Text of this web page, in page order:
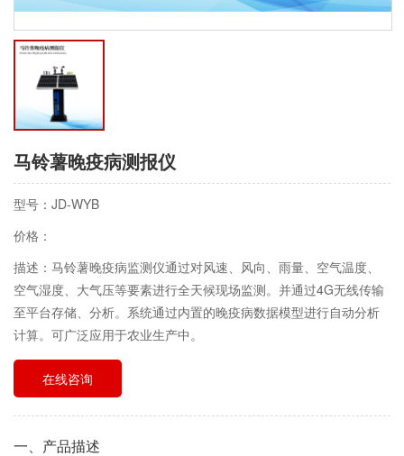
马铃薯晚疫病测报仪
型号：JD-WYB
价格：
描述：马铃薯晚疫病监测仪通过对风速、风向、雨量、空气温度、
空气湿度、大气压等要素进行全天候现场监测。并通过4G无线传输
至平台存储、分析。系统通过内置的晚疫病数据模型进行自动分析
计算。可广泛应用于农业生产中。
在线咨询
一、产品描述